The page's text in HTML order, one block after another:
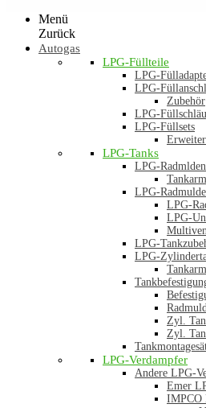
Menü
Zurück
Autogas
LPG-Füllteile
LPG-
LPG-
Zubehör
LPG-
LPG-Füllsets
LPG-Tanks
LPG-
LPG-
LPG-
LPG-
LPG-
LPG-
Zyl.
Zyl.
LPG-Verdampfer
Andere LPG-
Emer
IMPCO